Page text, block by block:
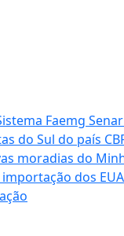
Faemg
do Sul do país
moradias do
dos EUA